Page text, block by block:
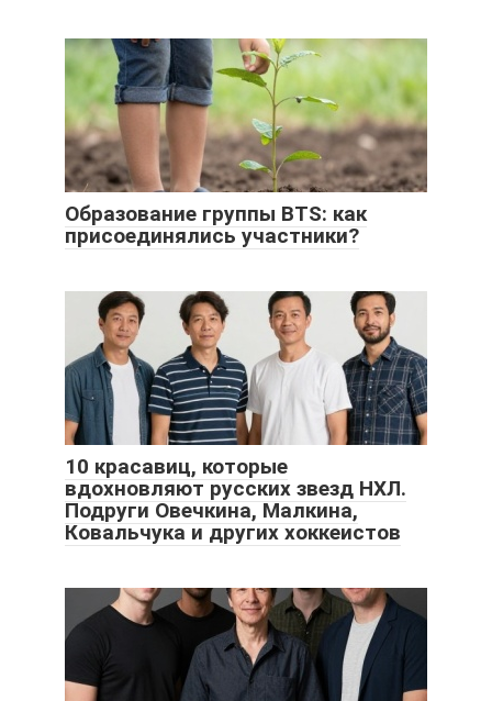
Образование группы BTS: как
присоединялись участники?
10 красавиц, которые
вдохновляют русских звезд НХЛ.
Подруги Овечкина, Малкина,
Ковальчука и других хоккеистов